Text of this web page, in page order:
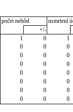
počet nehôd
usmrtení
+/-
1 0
1
0 0
0
0 0
0
0 0
0
0 0
0
0 0
0
0 0
0
0 0 0